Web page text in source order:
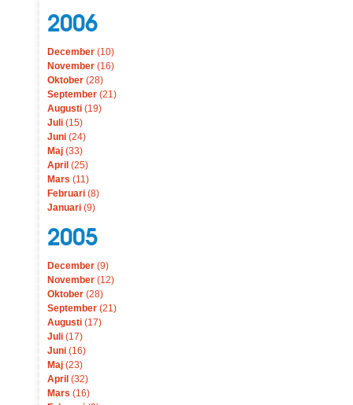
2006
December (10)
November (16)
Oktober (28)
September (21)
Augusti (19)
Juli (15)
Juni (24)
Maj (33)
April (25)
Mars (11)
Februari (8)
Januari (9)
2005
December (9)
November (12)
Oktober (28)
September (21)
Augusti (17)
Juli (17)
Juni (16)
Maj (23)
April (32)
Mars (16)